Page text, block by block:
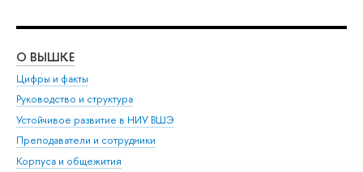
О ВЫШКЕ
Цифры и факты
Руководство и структура
Устойчивое развитие в НИУ ВШЭ
Преподаватели и сотрудники
Корпуса и общежития